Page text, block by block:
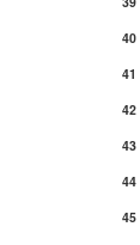
40
41
42
43
44
45